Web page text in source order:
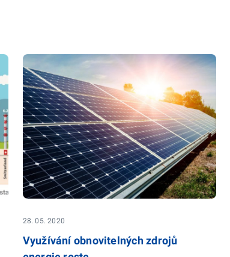
28. 05. 2020
Využívání obnovitelných zdrojů